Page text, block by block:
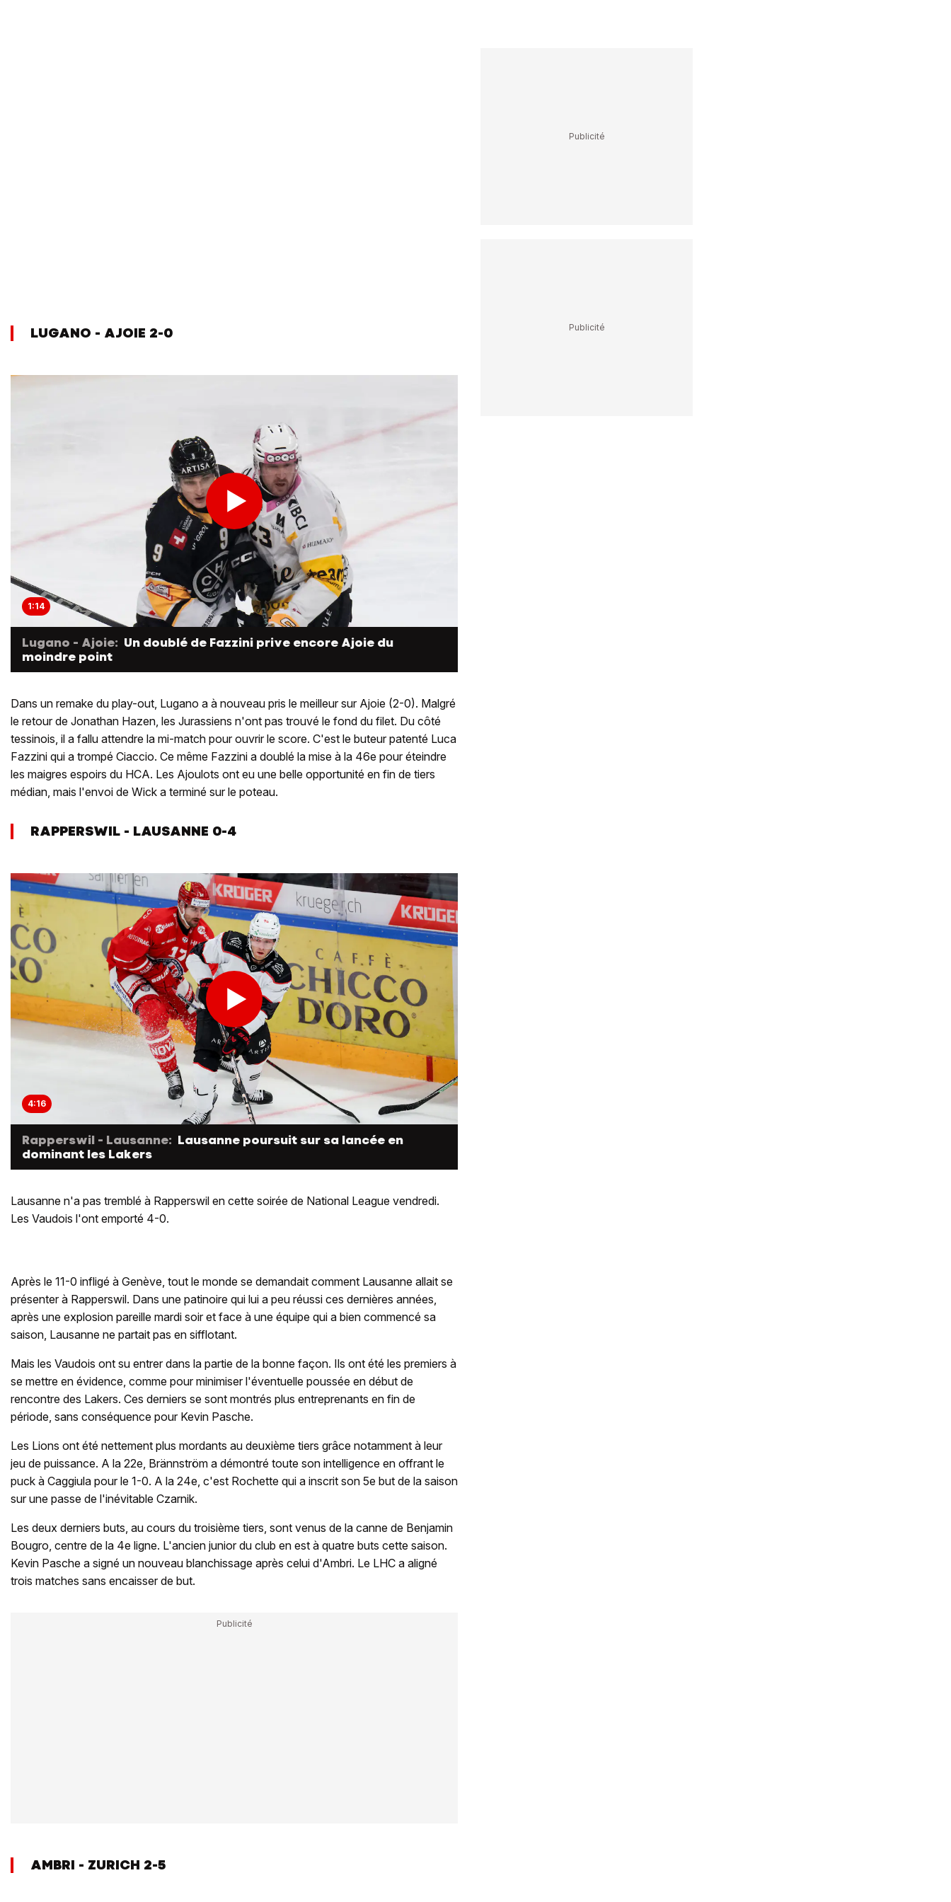
LUGANO - AJOIE 2-0
1:14
Lugano - Ajoie: Un doublé de Fazzini prive encore Ajoie du
moindre point
Dans un remake du play-out, Lugano a à nouveau pris le meilleur sur Ajoie (2-0). Malgré
le retour de Jonathan Hazen, les Jurassiens n'ont pas trouvé le fond du filet. Du côté
tessinois, il a fallu attendre la mi-match pour ouvrir le score. C'est le buteur patenté Luca
Fazzini qui a trompé Ciaccio. Ce même Fazzini a doublé la mise à la 46e pour éteindre
les maigres espoirs du HCA. Les Ajoulots ont eu une belle opportunité en fin de tiers
médian, mais l'envoi de Wick a terminé sur le poteau.
RAPPERSWIL - LAUSANNE 0-4
4:16
Rapperswil - Lausanne: Lausanne poursuit sur sa lancée en
dominant les Lakers
Lausanne n'a pas tremblé à Rapperswil en cette soirée de National League vendredi.
Les Vaudois l'ont emporté 4-0.
Après le 11-0 infligé à Genève, tout le monde se demandait comment Lausanne allait se
présenter à Rapperswil. Dans une patinoire qui lui a peu réussi ces dernières années,
après une explosion pareille mardi soir et face à une équipe qui a bien commencé sa
saison, Lausanne ne partait pas en sifflotant.
Mais les Vaudois ont su entrer dans la partie de la bonne façon. Ils ont été les premiers à
se mettre en évidence, comme pour minimiser l'éventuelle poussée en début de
rencontre des Lakers. Ces derniers se sont montrés plus entreprenants en fin de
période, sans conséquence pour Kevin Pasche.
Les Lions ont été nettement plus mordants au deuxième tiers grâce notamment à leur
jeu de puissance. A la 22e, Brännström a démontré toute son intelligence en offrant le
puck à Caggiula pour le 1-0. A la 24e, c'est Rochette qui a inscrit son 5e but de la saison
sur une passe de l'inévitable Czarnik.
Les deux derniers buts, au cours du troisième tiers, sont venus de la canne de Benjamin
Bougro, centre de la 4e ligne. L'ancien junior du club en est à quatre buts cette saison.
Kevin Pasche a signé un nouveau blanchissage après celui d'Ambri. Le LHC a aligné
trois matches sans encaisser de but.
AMBRI - ZURICH 2-5